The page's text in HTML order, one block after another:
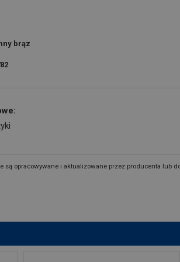
brąz
są opracowywane i aktualizowane przez producenta lub